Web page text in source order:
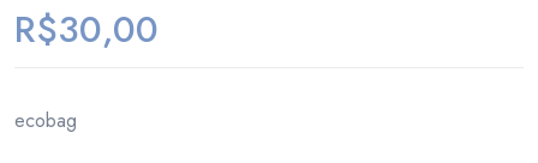
R$30,00
ecobag